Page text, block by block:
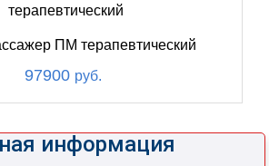
ПМ терапевтический
97900 руб.
информация